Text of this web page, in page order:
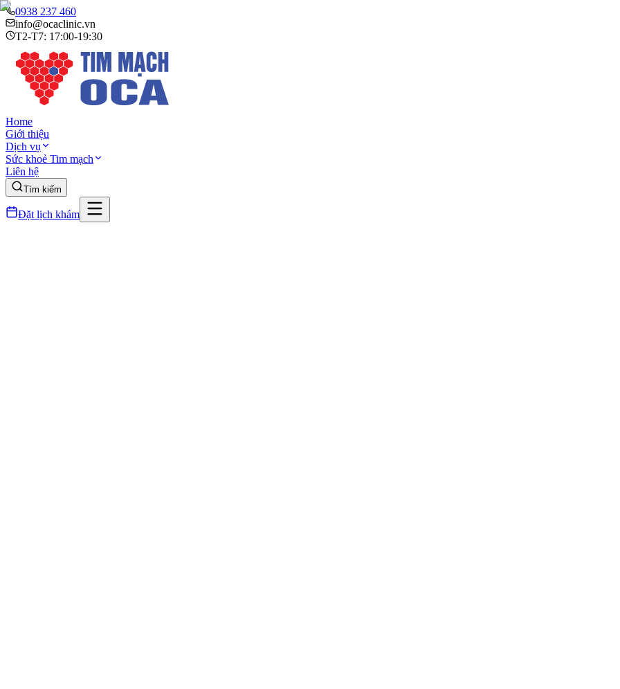
0938 237 460
info@ocaclinic.vn
T2-T7: 17:00-19:30
Home
Giới thiệu
Dịch vụ
Sức khoẻ Tim mạch
Liên hệ
Tìm kiếm
Đặt lịch khám